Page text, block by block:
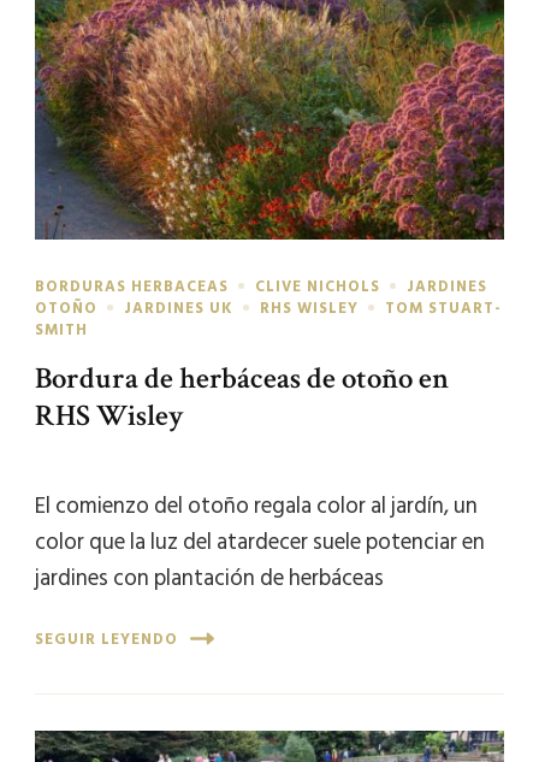
BORDURAS HERBACEAS CLIVE NICHOLS
JARDINES
OTOÑO
JARDINES UK RHS WISLEY
TOM STUART-
SMITH
Bordura de herbáceas de otoño en
RHS Wisley
El comienzo del otoño regala color al jardín, un
color que la luz del atardecer suele potenciar en
jardines con plantación de herbáceas
SEGUIR LEYENDO